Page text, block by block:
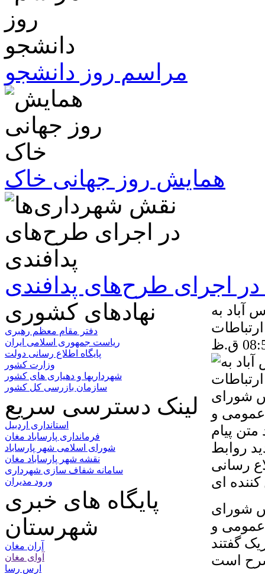
مراسم روز دانشجو
همایش روز جهانی خاک
اجرای طرح‌های پدافندی
آباد به
شورای
عمومی و
پیام
روابط
رسانی
شورای
عمومی و
گفتند
شرح است
نهادهای کشوری
دفتر مقام معظم رهبری
ریاست جمهوری اسلامی ایران
پایگاه اطلاع رسانی دولت
وزارت کشور
شهرداریها و دهیاری های کشور
سازمان بازرسی کل کشور
لینک دسترسی سریع
استانداری اردبیل
فرمانداری پارساباد مغان
شورای اسلامی شهر پارساباد
نقشه شهر پارساباد مغان
سامانه شفاف سازی شهرداری
ورود مدیران
پایگاه های خبری
شهرستان
آران مغان
آوای مغان
ارس رسا